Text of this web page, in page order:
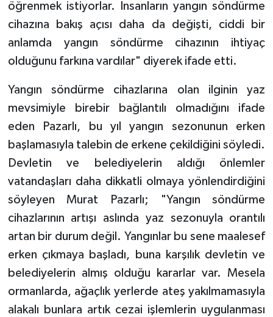
öğrenmek istiyorlar. İnsanların yangın söndürme
cihazına bakış açısı daha da değişti, ciddi bir
anlamda yangın söndürme cihazının ihtiyaç
olduğunu farkına vardılar" diyerek ifade etti.
Yangın söndürme cihazlarına olan ilginin yaz
mevsimiyle birebir bağlantılı olmadığını ifade
eden Pazarlı, bu yıl yangın sezonunun erken
başlamasıyla talebin de erkene çekildiğini söyledi.
Devletin ve belediyelerin aldığı önlemler
vatandaşları daha dikkatli olmaya yönlendirdiğini
söyleyen Murat Pazarlı; "Yangın söndürme
cihazlarının artışı aslında yaz sezonuyla orantılı
artan bir durum değil. Yangınlar bu sene maalesef
erken çıkmaya başladı, buna karşılık devletin ve
belediyelerin almış olduğu kararlar var. Mesela
ormanlarda, ağaçlık yerlerde ateş yakılmamasıyla
alakalı bunlara artık cezai işlemlerin uygulanması